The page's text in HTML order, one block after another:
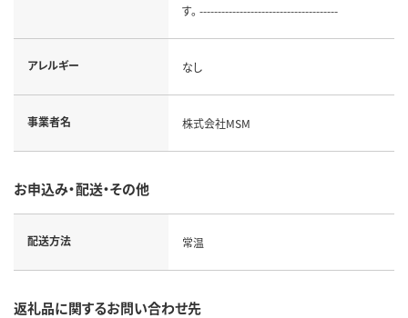
す。 --------------------------------------
アレルギー なし
事業者名 株式会社MSM
お申込み・配送・その他
配送方法 常温
返礼品に関するお問い合わせ先